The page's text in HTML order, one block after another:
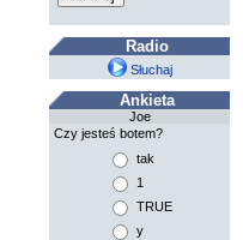
Radio
Słuchaj
Ankieta
Joe
Czy jesteś botem?
tak
1
TRUE
y